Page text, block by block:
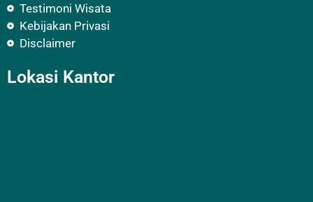
Testimoni Wisata
Kebijakan Privasi
Disclaimer
Lokasi Kantor